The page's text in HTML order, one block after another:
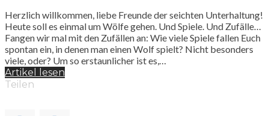
Herzlich willkommen, liebe Freunde der seichten Unterhaltung!
Heute soll es einmal um Wölfe gehen. Und Spiele. Und Zufälle…
Fangen wir mal mit den Zufällen an: Wie viele Spiele fallen Euch
spontan ein, in denen man einen Wolf spielt? Nicht besonders
viele, oder? Um so erstaunlicher ist es,…
Artikel lesen
Teilen